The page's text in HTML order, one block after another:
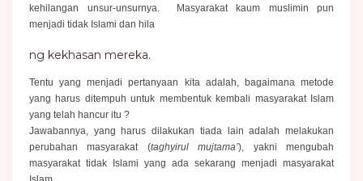
kehilangan unsur-unsurnya.
Masyarakat kaum muslimin pun
menjadi tidak Islami dan hila
ng kekhasan mereka.
Tentu yang menjadi pertanyaan kita adalah, bagaimana metode
yang harus ditempuh untuk membentuk kembali masyarakat Islam
yang telah hancur itu ?
Jawabannya, yang harus dilakukan tiada lain adalah melakukan
perubahan masyarakat (taghyirul mujtama’), yakni mengubah
masyarakat tidak Islami yang ada sekarang menjadi masyarakat